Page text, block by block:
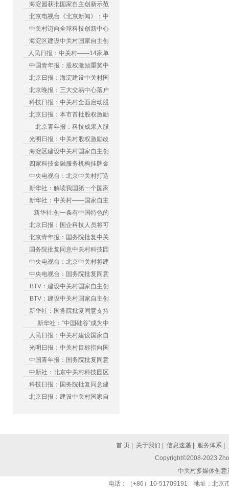
海淀园获批国家自主创新示范
北京电视台《北京新闻》：中
中关村迈向全球科技创新中心
海淀区建设中关村国家自主创
人民日报：中关村——14家单
中国青年报：股权激励重奖中
北京日报：海淀建设中关村国
北京晚报：三大交易中心落户
科技日报：中关村全面启动股
北京日报：本市首批股权激励
北京青年报：科技成果入股
光明日报：中关村股权激励改
海淀区建设中关村国家自主创
四家科技金融服务机构挂牌金
中央电视台：北京中关村打造
新华社：解读我国第一个国家
新华社：中关村——国家自主
新华社:创一条有中国特色的
北京日报：国企科技人员将可
北京青年报：国务院批复中关
国务院批复同意中关村科技园
中央电视台：北京中关村将建
中央电视台：国务院批复同意
BTV：建设中关村国家自主创
BTV：建设中关村国家自主创
新华社：国务院批复同意支持
新华社：“中国硅谷”成为中
人民日报：中关村建设国家自
光明日报：中关村目标指向国
中国青年报：国务院批复同意
中新社：北京中关村科技园区
科技日报：国务院批复同意建
北京日报：建设中关村国家自
首 页 关于我们 信息速递 服务体系
Copyright©2008-2023
中关村多媒体创
电话：（+86）10-51709191 地址：北京